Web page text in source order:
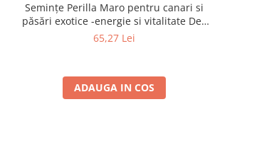
Semințe Perilla Maro pentru canari si
păsări exotice -energie si vitalitate Deli
Nature
65,27 Lei
ADAUGA IN COS